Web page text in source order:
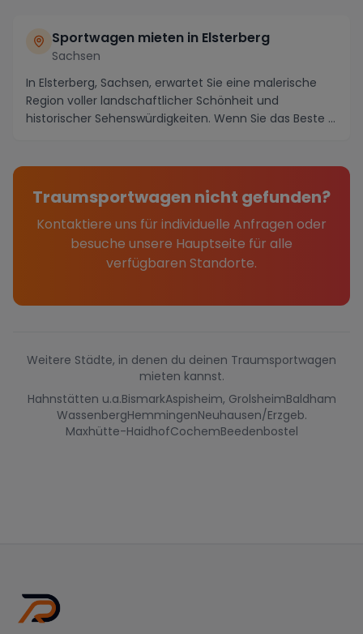
Sportwagen mieten in Elsterberg
Sachsen
In Elsterberg, Sachsen, erwartet Sie eine malerische
Region voller landschaftlicher Schönheit und
historischer Sehenswürdigkeiten. Wenn Sie das Beste ...
Traumsportwagen nicht gefunden?
Kontaktiere uns für individuelle Anfragen oder
besuche unsere Hauptseite für alle
verfügbaren Standorte.
Weitere Städte, in denen du deinen Traumsportwagen
mieten kannst.
Hahnstätten u.a.BismarkAspisheim, GrolsheimBaldham
WassenbergHemmingenNeuhausen/Erzgeb.
Maxhütte-HaidhofCochemBeedenbostel